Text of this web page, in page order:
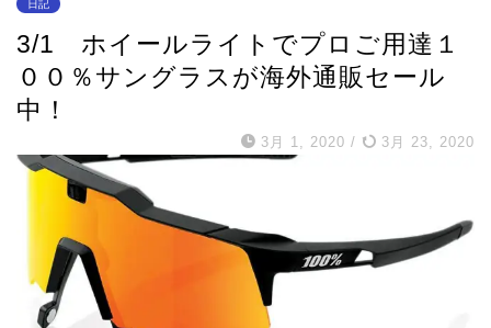
日記
3/1 ホイールライトでプロご用達１
００％サングラスが海外通販セール
中！
3月 1, 2020 / 3月 23, 2020